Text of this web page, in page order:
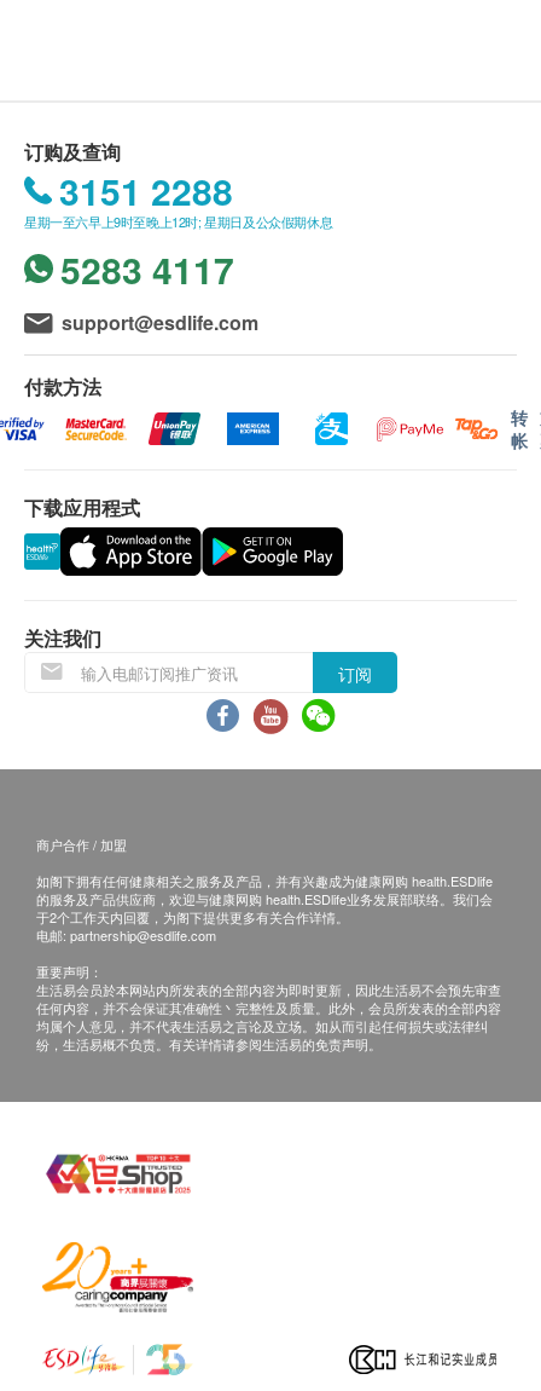
肾丝球过滤率
甲状腺
甲状腺素
血液检查
全血计数
大便
大便隐血
三酸甘油脂
痛风
尿酸
报告
详尽健康检查报告连医生注释及建议
甲状腺超声波
HK$1,500.0
癌症指标测试组合C - 只限男士
HK$1,810.0
磷
HK$90.0
三碘甲状腺原氨酸
HK$260.0
上腹超声波(肝、胆、胆管、脾脏、胰脏、肾脏)
HK$2,700.0
大肠肿瘤指标
2D乳房造影
580.0
DEXA骨质密度 (全身)
2,300.0
乙型肝炎 e 抗原
HK$ 400.0
乙型肝炎表面抗原
HK$170.0
甲型肝炎抗体
360.0
全腹超声波
HK$3,340.0
同型半胱氨酸
HK$690.0
安医疗中心保留最终决定权。
免责声明：
所有健康检查/服务并非作为医务诊断或治疗用
途。当阁下身体健康出现任何疾病征兆时，应立即
本服务/产品由商户提供。生活易【健康网购
health.ESDlife】并没有经营或提供本服务/产品。
有关此服务/产品的错漏或延误，或因使用此服务/
产品而引致的损失、损害、受伤或法律诉讼，健康
订购及查询
3151 2288
星期一至六早上9时至晚上12时; 星期日及公众假期休息
5283 4117
support@esdlife.com
付款方法
转
帐
下载应用程式
关注我们
订阅
商户合作 / 加盟
如阁下拥有任何健康相关之服务及产品，并有兴趣成为健康网购 health.ESDlife
的服务及产品供应商，欢迎与健康网购 health.ESDlife业务发展部联络。我们会
于2个工作天内回覆，为阁下提供更多有关合作详情。
电邮: partnership@esdlife.com
重要声明：
生活易会员於本网站内所发表的全部内容为即时更新，因此生活易不会预先审查
任何内容，并不会保证其准确性丶完整性及质量。此外，会员所发表的全部内容
均属个人意见，并不代表生活易之言论及立场。如从而引起任何损失或法律纠
纷，生活易概不负责。有关详情请参阅生活易的免责声明。